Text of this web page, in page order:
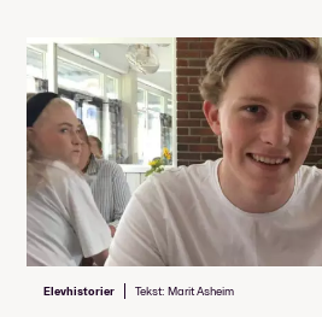
Elevhistorier Tekst: Marit Asheim